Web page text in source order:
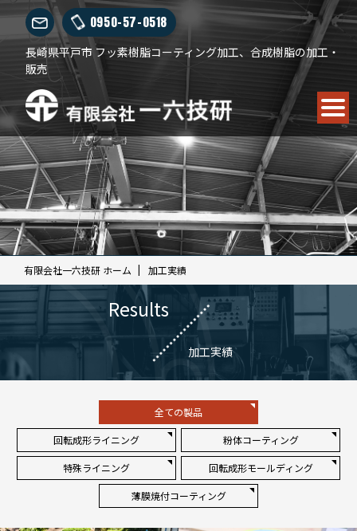
0950-57-0518
長崎県平戸市 フッ素樹脂コーティング加工、合成樹脂の加工・
販売
有限会社一六技研 ホーム 加工実績
Results
加工実績
全ての製品
回転成形ライニング 粉体コーティング
特殊ライニング 回転成形モールディング
薄膜焼付コーティング